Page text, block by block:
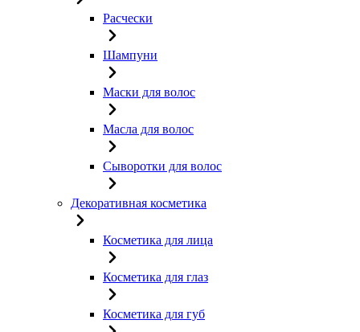
Расчески
Шампуни
Маски для волос
Масла для волос
Сыворотки для волос
Декоративная косметика
Косметика для лица
Косметика для глаз
Косметика для губ